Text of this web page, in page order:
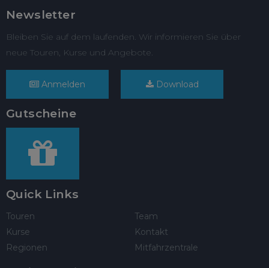
Newsletter
Bleiben Sie auf dem laufenden. Wir informieren Sie über
neue Touren, Kurse und Angebote.
Anmelden Download
Gutscheine
Quick Links
Touren
Kurse
Regionen
Team
Kontakt
Mitfahrzentrale